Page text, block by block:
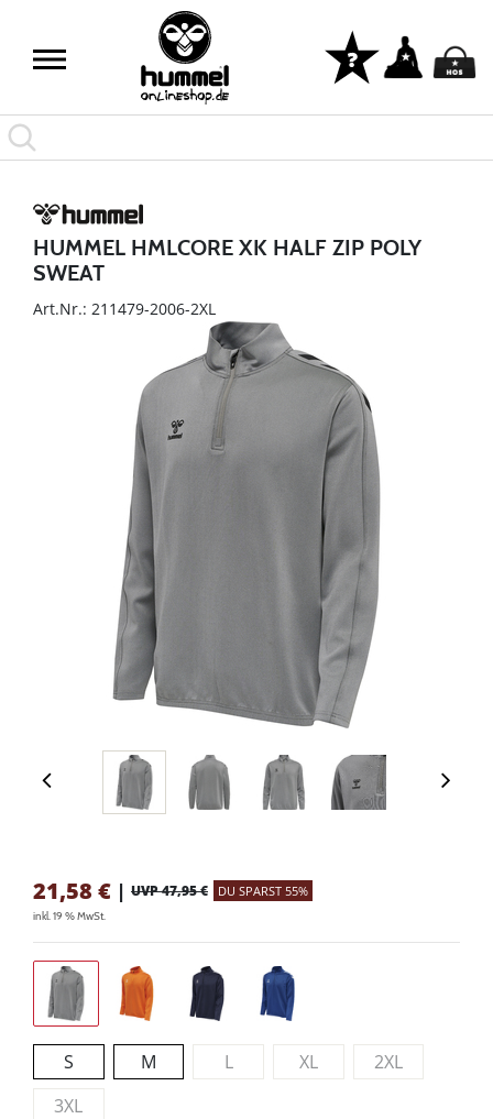
HUMMEL HMLCORE XK HALF ZIP POLY
SWEAT
Art.Nr.: 211479-2006-2XL
21,58 € | UVP 47,95 € DU SPARST 55%
inkl. 19 % MwSt.
S M L XL
2XL
3XL